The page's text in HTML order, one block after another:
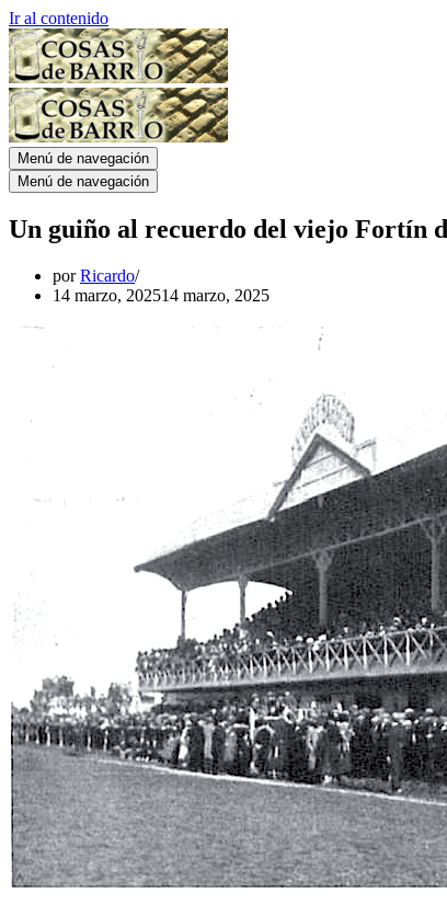
Ir al contenido
Menú de navegación
Menú de navegación
Un guiño al recuerdo del viejo Fortín
porRicardo
14 marzo, 202514 marzo, 2025